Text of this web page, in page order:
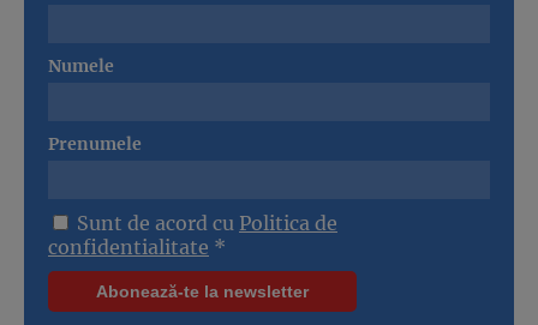
Numele
Prenumele
Sunt de acord cu Politica de
confidentialitate *